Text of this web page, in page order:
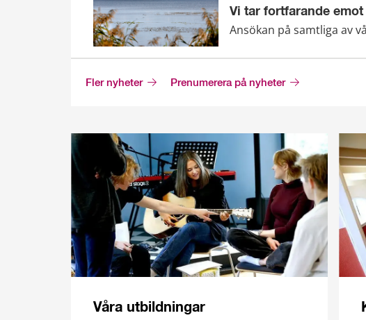
Vi tar fortfarande
Ansökan på samtliga av
Fler nyheter Prenumerera på nyheter
Våra utbildningar